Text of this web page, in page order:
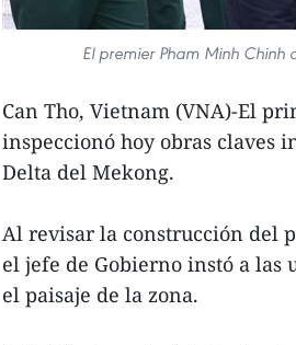
El premier Pham Minh Chinh
Can Tho, Vietnam (VNA)-El
inspeccionó hoy obras claves
Delta del Mekong.
Al revisar la construcción del
el jefe de Gobierno instó a las
el paisaje de la zona.